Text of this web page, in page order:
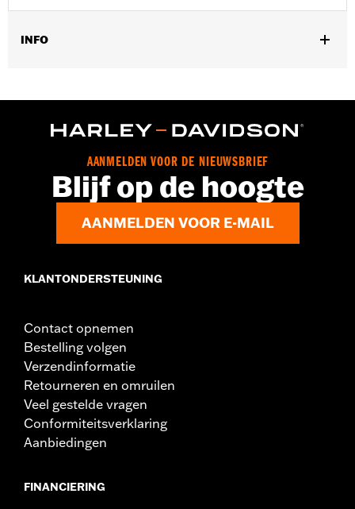
INFO
GARANTIE:2 jaar beperkte garantie – Ga naarwww.h-
Herkomst:Geïmporteerd
Dimension Description:Lens: 65/Brug: 15/Pootje: 135
AANMELDEN VOOR DE NIEUWSBRIEF
Blijf op de hoogte
AANMELDEN VOOR E-MAIL
KLANTONDERSTEUNING
Contact opnemen
Bestelling volgen
Verzendinformatie
Retourneren en omruilen
Veel gestelde vragen
Conformiteitsverklaring
Aanbiedingen
FINANCIERING